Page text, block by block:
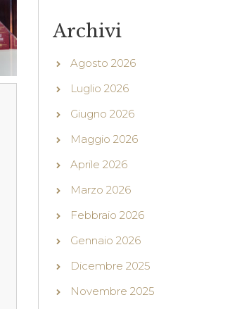
Archivi
Agosto 2026
Luglio 2026
Giugno 2026
Maggio 2026
Aprile 2026
Marzo 2026
Febbraio 2026
Gennaio 2026
Dicembre 2025
Novembre 2025